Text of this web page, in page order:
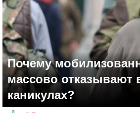
Почему
массово отказывают
каникулах?